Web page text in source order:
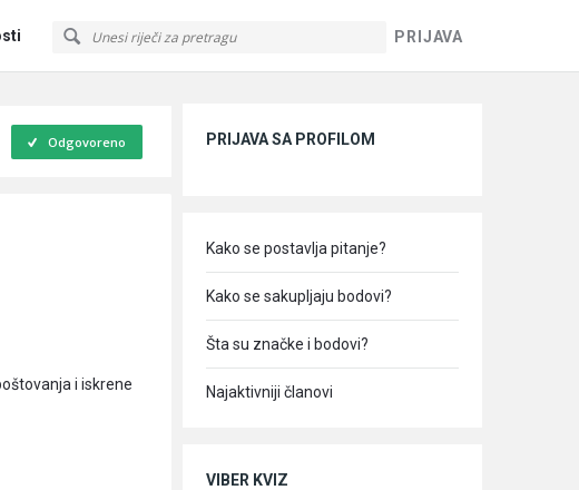
PRIJAVA
Odgovoreno
i iskrene
PRIJAVA SA PROFILOM
Kako se postavlja pitanje?
Kako se sakupljaju bodovi?
Šta su značke i bodovi?
Najaktivniji članovi
VIBER KVIZ